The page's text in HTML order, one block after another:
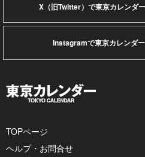
X（旧Twitter）で東京カレンダ
Instagramで東京カレンダ
TOPページ
ヘルプ・お問合せ